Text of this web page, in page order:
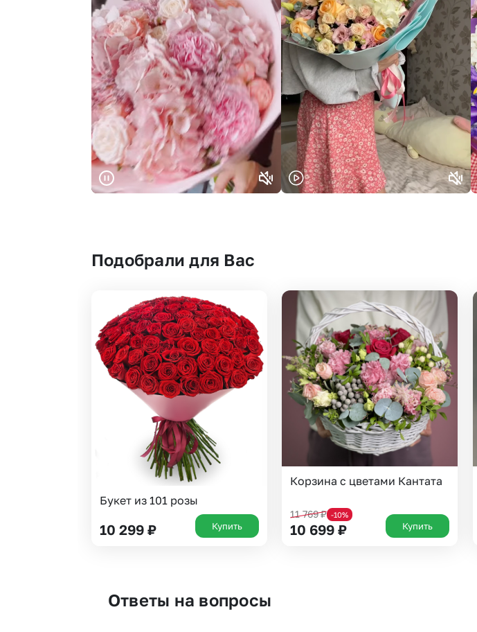
Москва и МО
Нижний Новгород
Казань
Челябинск
Новосибирск
Волгоград
Подобрали для Вас
Букет из 101 розы
10 299 ₽ Купить
Корзина с цветами Кантата
11 769₽ -10%
10 699₽ Купить
Ответы на вопросы